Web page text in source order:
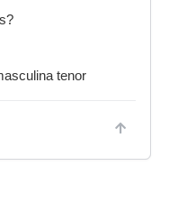
tenor